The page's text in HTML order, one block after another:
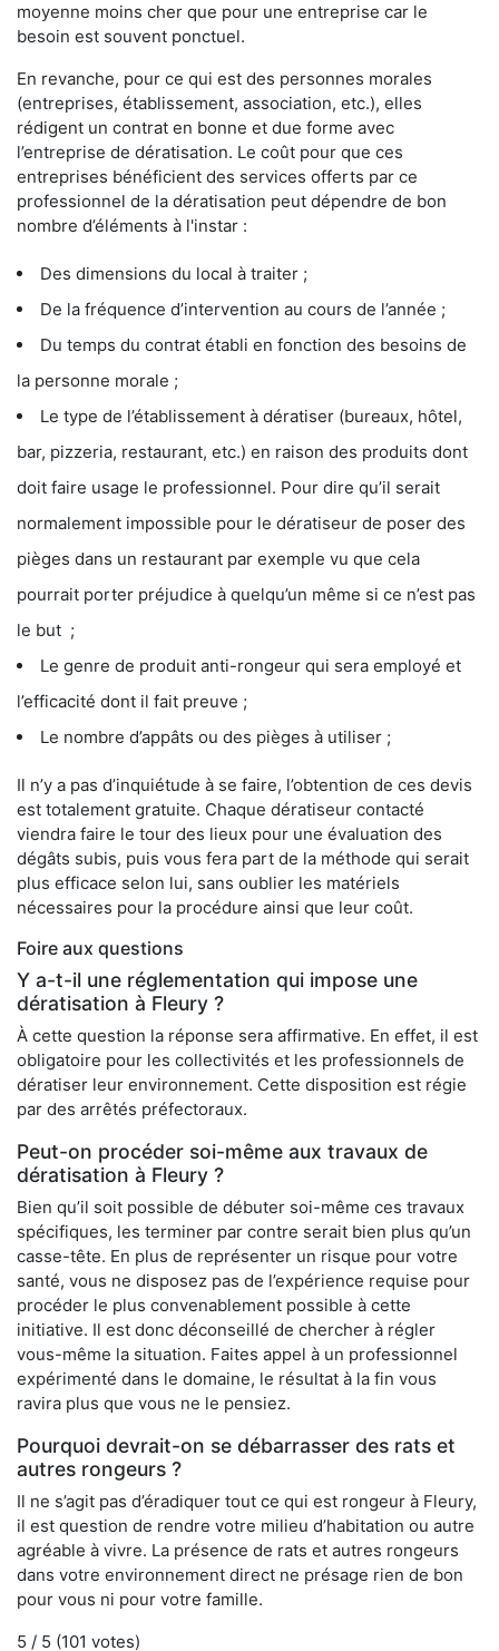
moyenne moins cher que pour une entreprise car le
besoin est souvent ponctuel.
En revanche, pour ce qui est des personnes morales
(entreprises, établissement, association, etc.), elles
rédigent un contrat en bonne et due forme avec
l’entreprise de dératisation. Le coût pour que ces
entreprises bénéficient des services offerts par ce
professionnel de la dératisation peut dépendre de bon
nombre d’éléments à l'instar :
Des dimensions du local à traiter ;
De la fréquence d’intervention au cours de l’année ;
Du temps du contrat établi en fonction des besoins de
la personne morale ;
Le type de l’établissement à dératiser (bureaux, hôtel,
bar, pizzeria, restaurant, etc.) en raison des produits dont
doit faire usage le professionnel. Pour dire qu’il serait
normalement impossible pour le dératiseur de poser des
pièges dans un restaurant par exemple vu que cela
pourrait porter préjudice à quelqu’un même si ce n’est pas
le but ;
Le genre de produit anti-rongeur qui sera employé et
l’efficacité dont il fait preuve ;
Le nombre d’appâts ou des pièges à utiliser ;
Il n’y a pas d’inquiétude à se faire, l’obtention de ces devis
est totalement gratuite. Chaque dératiseur contacté
viendra faire le tour des lieux pour une évaluation des
dégâts subis, puis vous fera part de la méthode qui serait
plus efficace selon lui, sans oublier les matériels
nécessaires pour la procédure ainsi que leur coût.
Foire aux questions
Y a-t-il une réglementation qui impose une
dératisation à Fleury ?
À cette question la réponse sera affirmative. En effet, il est
obligatoire pour les collectivités et les professionnels de
dératiser leur environnement. Cette disposition est régie
par des arrêtés préfectoraux.
Peut-on procéder soi-même aux travaux de
dératisation à Fleury ?
Bien qu’il soit possible de débuter soi-même ces travaux
spécifiques, les terminer par contre serait bien plus qu’un
casse-tête. En plus de représenter un risque pour votre
santé, vous ne disposez pas de l’expérience requise pour
procéder le plus convenablement possible à cette
initiative. Il est donc déconseillé de chercher à régler
vous-même la situation. Faites appel à un professionnel
expérimenté dans le domaine, le résultat à la fin vous
ravira plus que vous ne le pensiez.
Pourquoi devrait-on se débarrasser des rats et
autres rongeurs ?
Il ne s’agit pas d’éradiquer tout ce qui est rongeur à Fleury,
il est question de rendre votre milieu d’habitation ou autre
agréable à vivre. La présence de rats et autres rongeurs
dans votre environnement direct ne présage rien de bon
pour vous ni pour votre famille.
5 / 5 (101 votes)